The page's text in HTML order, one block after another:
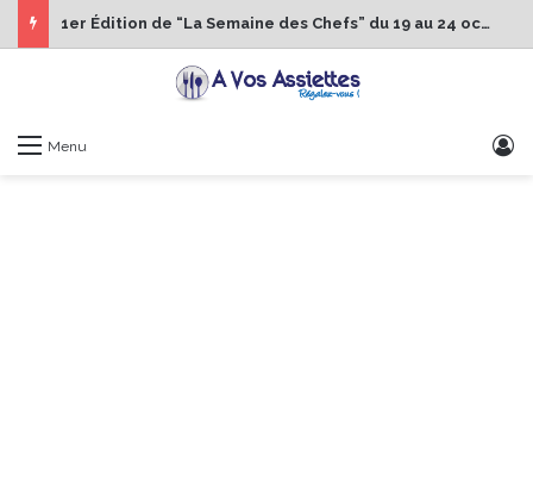
1er Édition de “La Semaine des Chefs” du 19 au 24 octobre 2026
Menu